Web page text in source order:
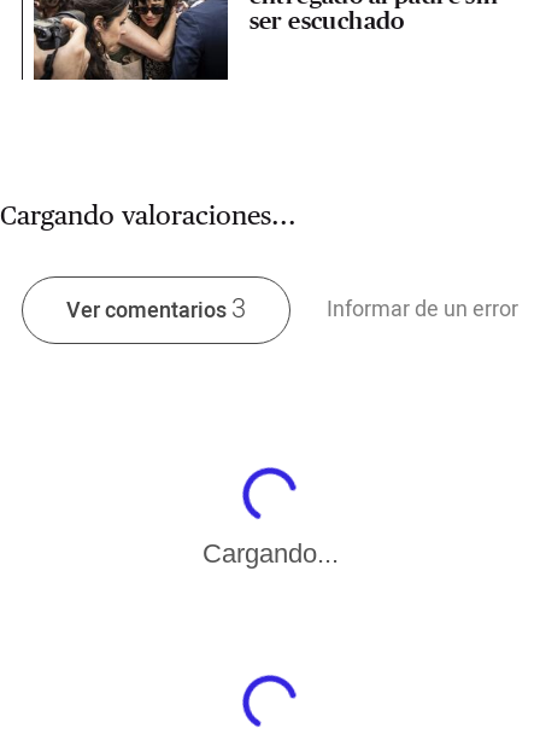
ser escuchado
Cargando valoraciones...
Ver comentarios3 Informar de un error
Cargando...